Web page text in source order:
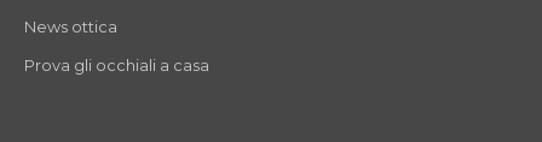
News ottica
Prova gli occhiali a casa